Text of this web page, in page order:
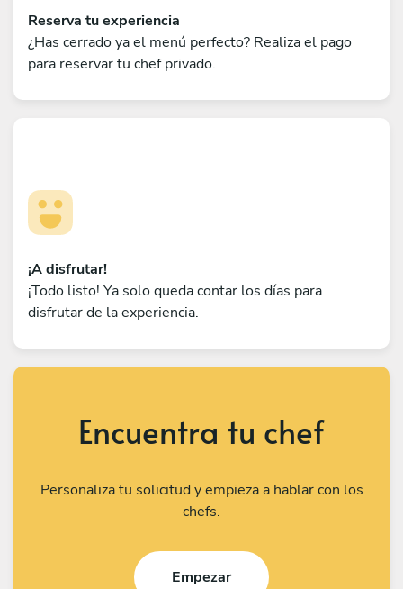
Reserva tu experiencia
¿Has cerrado ya el menú perfecto? Realiza el pago
para reservar tu chef privado.
¡A disfrutar!
¡Todo listo! Ya solo queda contar los días para
disfrutar de la experiencia.
Encuentra tu chef
Personaliza tu solicitud y empieza a hablar con los
chefs.
Empezar